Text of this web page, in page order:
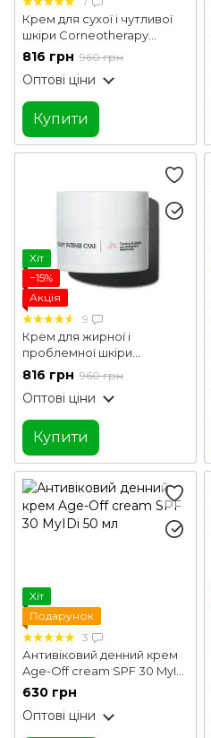
Крем для сухої і чутливої
шкіри Corneotherapy
Intense Сare Avocado &
Squalane Hillary 50 г
816 грн 960 грн
Оптові ціни
Купити
Хіт
−15%
Акція
9
Крем для жирної і
проблемної шкіри
Corneotherapy Intense Сare
Tamanu & Jojoba Hillary 50 г
816 грн 960 грн
Оптові ціни
Купити
Хіт
Подарунок
3
Антивіковий денний крем
Age-Off cream SPF 30 MyIDi
50 мл
630 грн
Оптові ціни